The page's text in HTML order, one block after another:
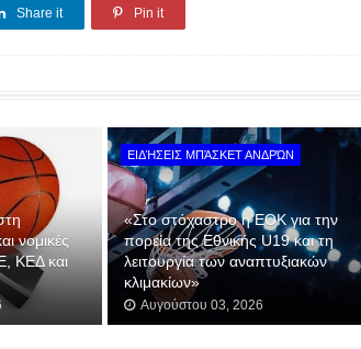
Share it Pin it
νομικές
ΚΕΔ και
ΕΙΔΉΣΕΙΣ ΜΠΆΣΚΕΤ ΑΝΔΡΏΝ
«Στο στόχαστρο η ΕΟΚ για την
πορεία της Εθνικής U19 και τη
λειτουργία των αναπτυξιακών
κλιμακίων»
Αυγούστου 03, 2026